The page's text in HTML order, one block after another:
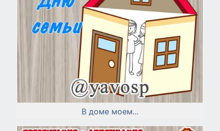
В доме моем...